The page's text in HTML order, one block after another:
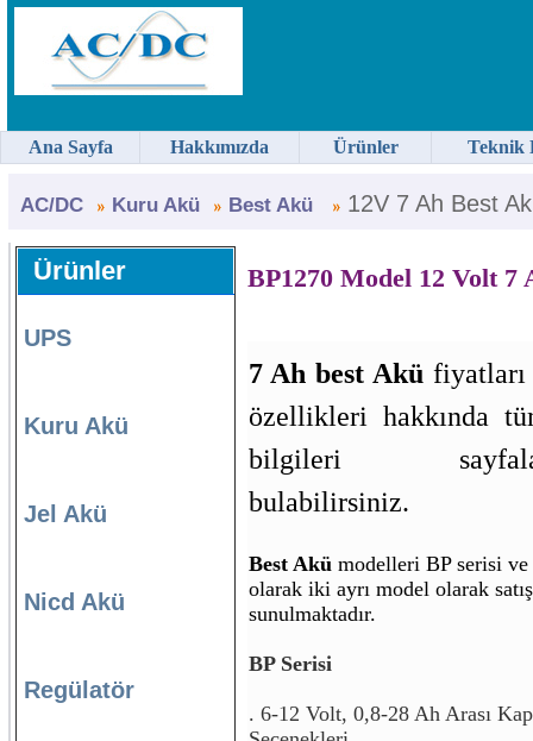
AC/DC Kuru Akü Best Akü 12V 7 Ah Best
Ürünler
UPS
Kuru Akü
Jel Akü
Nicd Akü
Regülatör
BP1270 Model 12 Volt
7 Ah best Akü
özellikleri hakkında
bilgileri
bulabilirsiniz.
Best Akümodelleri BP serisi ve
olarak iki ayrı model olarak
sunulmaktadır.
BP Serisi
. 6-12 Volt, 0,8-28 Ah Arası
Ana Sayfa Hakkımızda Ürünler Teknik